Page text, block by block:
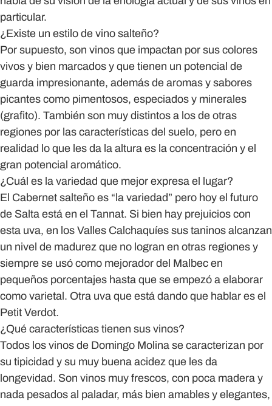
particular.
¿Existe un estilo de vino salteño?
Por supuesto, son vinos que impactan por sus colores
vivos y bien marcados y que tienen un potencial de
guarda impresionante, además de aromas y sabores
picantes como pimentosos, especiados y minerales
(grafito). También son muy distintos a los de otras
regiones por las características del suelo, pero en
realidad lo que les da la altura es la concentración y el
gran potencial aromático.
¿Cuál es la variedad que mejor expresa el lugar?
El Cabernet salteño es “la variedad” pero hoy el futuro
de Salta está en el Tannat. Si bien hay prejuicios con
esta uva, en los Valles Calchaquíes sus taninos alcanzan
un nivel de madurez que no logran en otras regiones y
siempre se usó como mejorador del Malbec en
pequeños porcentajes hasta que se empezó a elaborar
como varietal. Otra uva que está dando que hablar es el
Petit Verdot.
¿Qué características tienen sus vinos?
Todos los vinos de Domingo Molina se caracterizan por
su tipicidad y su muy buena acidez que les da
longevidad. Son vinos muy frescos, con poca madera y
nada pesados al paladar, más bien amables y elegantes,